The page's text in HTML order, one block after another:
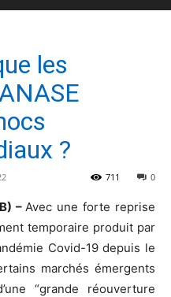
les
?
0
711
– Avec une forte reprise
temporaire produit par
Covid-19 depuis le
marchés émergents
“grande réouverture